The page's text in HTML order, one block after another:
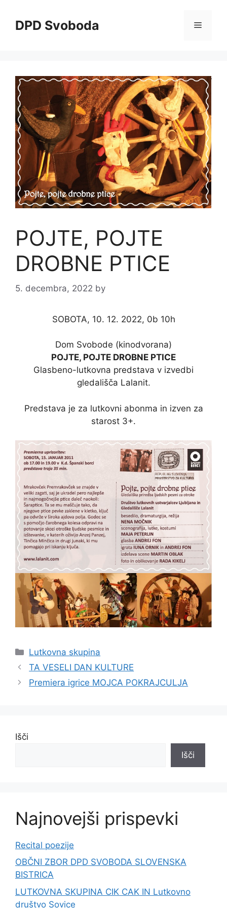
contentDPD Svoboda Menu
POJTE, POJTE
DROBNE PTICE
5. decembra, 2022 by
SOBOTA, 10. 12. 2022, 0b 10h
Dom Svobode (kinodvorana)
POJTE, POJTE DROBNE PTICE
Glasbeno-lutkovna predstava v izvedbi
gledališča Lalanit.
Predstava je za lutkovni abonma in izven za
starost 3+.
Categories
Lutkovna skupina
TA VESELI DAN KULTURE
Premiera igrice MOJCA POKRAJCULJA
Išči
Išči
Najnovejši prispevki
Recital poezije
OBČNI ZBOR DPD SVOBODA SLOVENSKA
BISTRICA
LUTKOVNA SKUPINA CIK CAK IN Lutkovno
društvo Sovice